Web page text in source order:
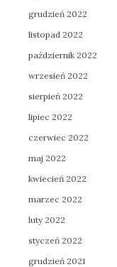
grudzień 2022
listopad 2022
październik 2022
wrzesień 2022
sierpień 2022
lipiec 2022
czerwiec 2022
maj 2022
kwiecień 2022
marzec 2022
luty 2022
styczeń 2022
grudzień 2021